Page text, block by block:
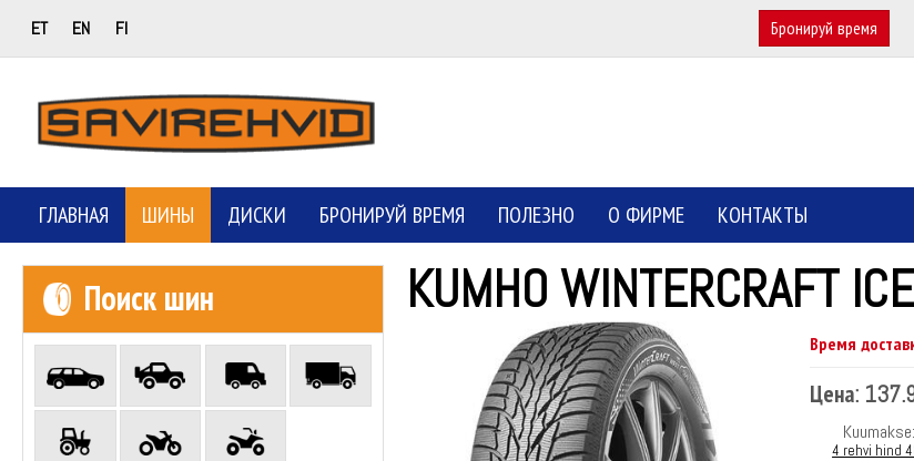
ET EN FI Бронируй время
ГЛАВНАЯ ШИНЫ ДИСКИ БРОНИРУЙ ВРЕМЯ ПОЛЕЗНО О ФИРМЕ КОНТАКТЫ
Поиск шин KUMHO WINTERCRAFT
Время
Цена:
Kuumakse:
4 rehvi hind